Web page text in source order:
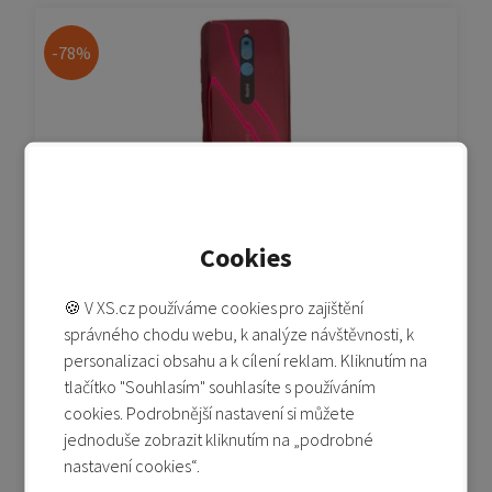
Cookies
🍪 V XS.cz používáme cookies pro zajištění
správného chodu webu, k analýze návštěvnosti, k
personalizaci obsahu a k cílení reklam. Kliknutím na
tlačítko "Souhlasím" souhlasíte s používáním
cookies. Podrobnější nastavení si můžete
jednoduše zobrazit kliknutím na „podrobné
nastavení cookies“.
-78%
Není skladem
690 Kč 149 Kč
Detail produktu
Přidat do porovnání